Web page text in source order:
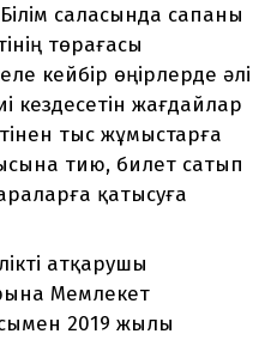
саласында сапаны
төрағасы
кейбір өңірлерде әлі
кездесетін жағдайлар
тыс жұмыстарға
тию, билет сатып
қатысуға
атқарушы
Мемлекет
2019 жылы